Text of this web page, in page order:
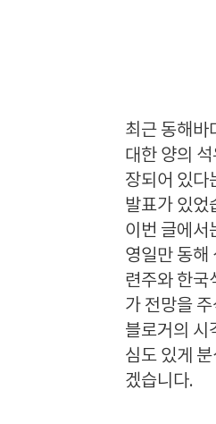
최근 동해바
대한 양의 석
장되어 있다
발표가 있었
이번 글에서
영일만 동해
련주와 한국
가 전망을
블로거의 시
심도 있게
겠습니다.